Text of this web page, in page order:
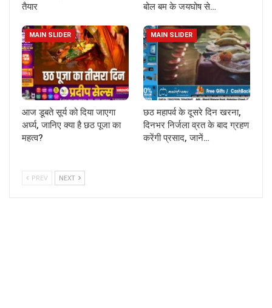
तैयार
बोल बम के जयघोष से…
MAIN SLIDER
आज डूबते सूर्य को दिया जाएगा
अर्घ्य, जानिए क्या है छठ पूजा का
महत्व?
MAIN SLIDER
छठ महापर्व के दूसरे दिन खरना,
दिनभर निर्जला व्रत के बाद ग्रहण
करेंगी प्रसाद, जानें…
PREV NEXT